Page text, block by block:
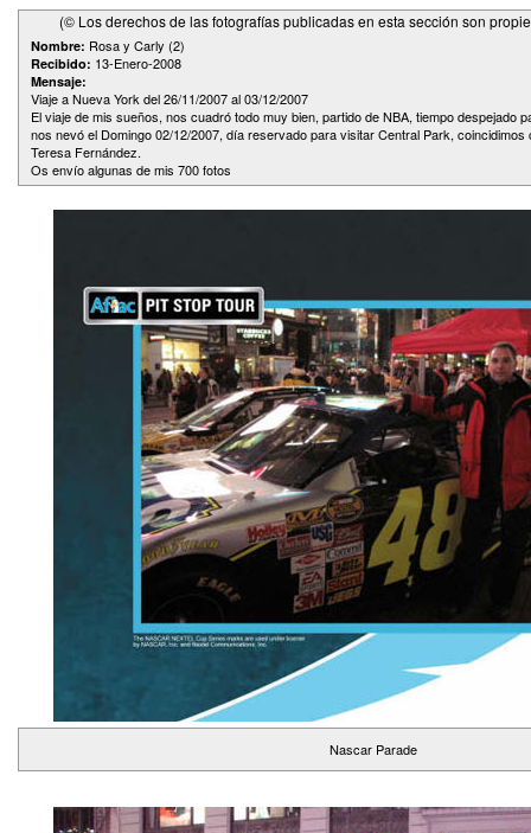
(© Los derechos de las fotografías publicadas en esta sección son
Nombre: Rosa y Carly (2)
Recibido: 13-Enero-2008
Mensaje:
Viaje a Nueva York del 26/11/2007 al 03/12/2007
El viaje de mis sueños, nos cuadró todo muy bien, partido de NBA, tiempo despejado
nos nevó el Domingo 02/12/2007, día reservado para visitar Central Park, coincidimos
Teresa Fernández.
Os envío algunas de mis 700 fotos
Nascar Parade